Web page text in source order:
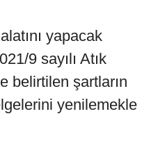
yapacak
9 sayılı Atık
belirtilen şartların
yenilemekle